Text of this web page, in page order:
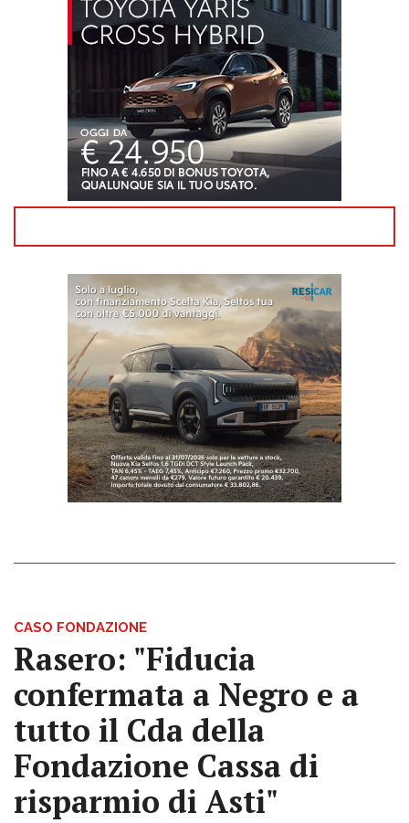
CASO FONDAZIONE
Rasero: "Fiducia
confermata a Negro e a
tutto il Cda della
Fondazione Cassa di
risparmio di Asti"